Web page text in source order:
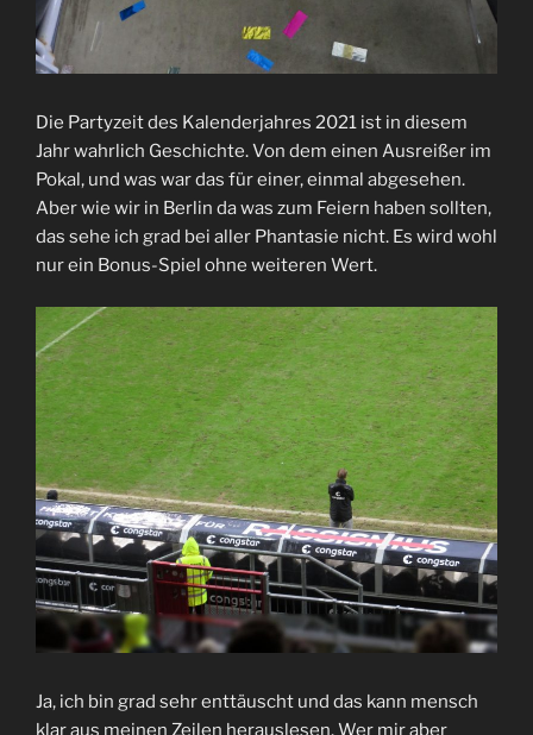
Die Partyzeit des Kalenderjahres 2021 ist in diesem
Jahr wahrlich Geschichte. Von dem einen Ausreißer im
Pokal, und was war das für einer, einmal abgesehen.
Aber wie wir in Berlin da was zum Feiern haben sollten,
das sehe ich grad bei aller Phantasie nicht. Es wird wohl
nur ein Bonus-Spiel ohne weiteren Wert.
Ja, ich bin grad sehr enttäuscht und das kann mensch